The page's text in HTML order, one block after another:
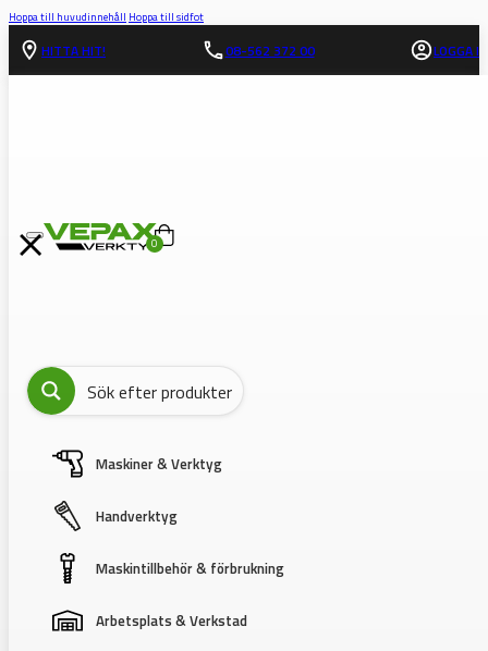
Hoppa till huvudinnehåll Hoppa till sidfot
HITTA HIT! 08-562 372 00 LOGGA IN
0
Maskiner & Verktyg
Handverktyg
Maskintillbehör & förbrukning
Arbetsplats & Verkstad